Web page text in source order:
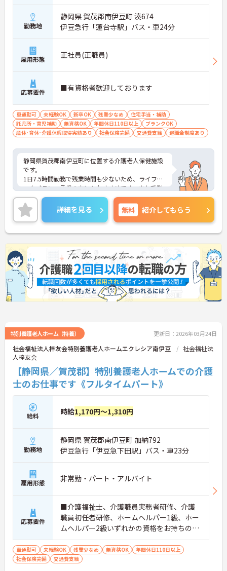
勤務地
静岡県 賀茂郡南伊豆町 湊674
伊豆急行「蓮台寺駅」バス・車24分
雇用形態 正社員(正職員)
応募要件 ■有資格者歓迎しております
車通勤可 未経験OK 新卒OK 残業少なめ
住宅手当・補助
託児所・育児補助
無資格OK 年間休日110日以上
ブランクOK
産休･育休･介護休暇取得実績あり
社会保険完備 交通費支給 退職金制度あり
静岡県賀茂郡南伊豆町に位置する介護老人保健施設
です。
1日7.5時間勤務で残業時間も少ないため、ライフワ
ークバランス重視の方にもおすすめです。また系列
のメディカルケアセンターには保育園も準備されて
いるため子育て中の方でも働きやすい環境です。
ご興味をお持ちの方には詳細の情報や面接のポイン
トをお伝えしますのでお気軽にお問い合わせくださ
いませ。
詳細を見る 無料 紹介してもらう
特別養護老人ホーム（特養） 更新日：2026年03月24日
社会福祉法人梓友会特別養護老人ホームエクレシア南伊豆
社会福祉法
人梓友会
【静岡県／賀茂郡】特別養護老人ホームでの介護
士のお仕事です《フルタイムパート》
給料 時給1,170円～1,310円
勤務地
静岡県 賀茂郡南伊豆町 加納792
伊豆急行「伊豆急下田駅」バス・車23分
雇用形態 非常勤・パート・アルバイト
応募要件
■介護福祉士、介護職員実務者研修、介護
職員初任者研修、ホームヘルパー1級、ホー
ムヘルパー2級いずれかの資格をお持ちの方
※無資格・未経験応相談
車通勤可 未経験OK 残業少なめ 無資格OK
年間休日110日以上
社会保険完備
交通費支給